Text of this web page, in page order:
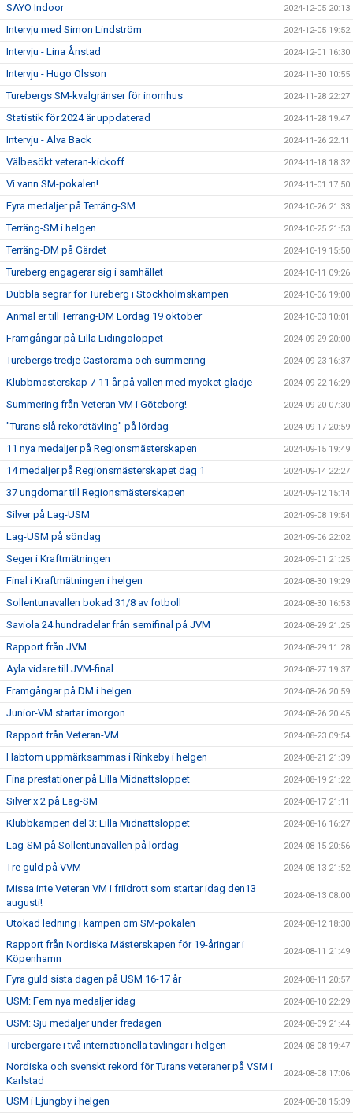
SAYO Indoor 2024-12-05 20:13
Intervju med Simon Lindström 2024-12-05 19:52
Intervju - Lina Ånstad 2024-12-01 16:30
Intervju - Hugo Olsson 2024-11-30 10:55
Turebergs SM-kvalgränser för inomhus 2024-11-28 22:27
Statistik för 2024 är uppdaterad 2024-11-28 19:47
Intervju - Alva Back 2024-11-26 22:11
Välbesökt veteran-kickoff 2024-11-18 18:32
Vi vann SM-pokalen! 2024-11-01 17:50
Fyra medaljer på Terräng-SM 2024-10-26 21:33
Terräng-SM i helgen 2024-10-25 21:53
Terräng-DM på Gärdet 2024-10-19 15:50
Tureberg engagerar sig i samhället 2024-10-11 09:26
Dubbla segrar för Tureberg i Stockholmskampen 2024-10-06 19:00
Anmäl er till Terräng-DM Lördag 19 oktober 2024-10-03 10:01
Framgångar på Lilla Lidingöloppet 2024-09-29 20:00
Turebergs tredje Castorama och summering 2024-09-23 16:37
Klubbmästerskap 7-11 år på vallen med mycket glädje 2024-09-22 16:29
Summering från Veteran VM i Göteborg! 2024-09-20 07:30
"Turans slå rekordtävling" på lördag 2024-09-17 20:59
11 nya medaljer på Regionsmästerskapen 2024-09-15 19:49
14 medaljer på Regionsmästerskapet dag 1 2024-09-14 22:27
37 ungdomar till Regionsmästerskapen 2024-09-12 15:14
Silver på Lag-USM 2024-09-08 19:54
Lag-USM på söndag 2024-09-06 22:02
Seger i Kraftmätningen 2024-09-01 21:25
Final i Kraftmätningen i helgen 2024-08-30 19:29
Sollentunavallen bokad 31/8 av fotboll 2024-08-30 16:53
Saviola 24 hundradelar från semifinal på JVM 2024-08-29 21:25
Rapport från JVM 2024-08-29 11:28
Ayla vidare till JVM-final 2024-08-27 19:37
Framgångar på DM i helgen 2024-08-26 20:59
Junior-VM startar imorgon 2024-08-26 20:45
Rapport från Veteran-VM 2024-08-23 09:54
Habtom uppmärksammas i Rinkeby i helgen 2024-08-21 21:39
Fina prestationer på Lilla Midnattsloppet 2024-08-19 21:22
Silver x 2 på Lag-SM 2024-08-17 21:11
Klubbkampen del 3: Lilla Midnattsloppet 2024-08-16 16:27
Lag-SM på Sollentunavallen på lördag 2024-08-15 20:56
Tre guld på VVM 2024-08-13 21:52
Missa inte Veteran VM i friidrott som startar idag den13
augusti!
2024-08-13 08:00
Utökad ledning i kampen om SM-pokalen 2024-08-12 18:30
Rapport från Nordiska Mästerskapen för 19-åringar i
Köpenhamn
2024-08-11 21:49
Fyra guld sista dagen på USM 16-17 år 2024-08-11 20:57
USM: Fem nya medaljer idag 2024-08-10 22:29
USM: Sju medaljer under fredagen 2024-08-09 21:44
Turebergare i två internationella tävlingar i helgen 2024-08-08 19:47
Nordiska och svenskt rekord för Turans veteraner på VSM i
Karlstad
2024-08-08 17:06
USM i Ljungby i helgen 2024-08-08 15:39